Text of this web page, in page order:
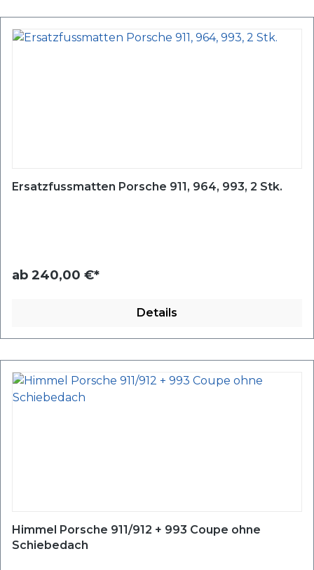
Ersatzfussmatten Porsche 911, 964, 993, 2 Stk.
ab 240,00 €*
Details
Himmel Porsche 911/912 + 993 Coupe ohne
Schiebedach